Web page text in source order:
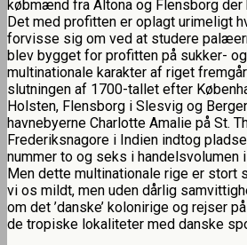
købmænd fra Altona og Flensborg
Det med profitten er oplagt urimeligt
forvisse sig om ved at studere
blev bygget for profitten på sukker-
multinationale karakter af riget
slutningen af 1700-tallet efter
Holsten, Flensborg i Slesvig og
havnebyerne Charlotte Amalie på St.
Frederiksnagore i Indien indtog
nummer to og seks i handelsvolumen
Men dette multinationale rige er stort
vi os mildt, men uden dårlig
om det ’danske’ kolonirige og rejser
de tropiske lokaliteter med danske